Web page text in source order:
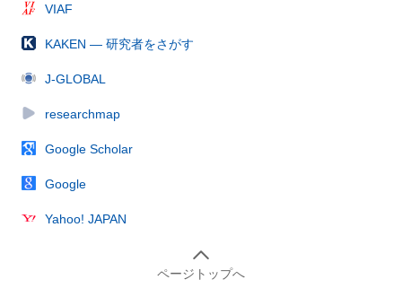
VIAF
KAKEN — 研究者をさがす
J-GLOBAL
researchmap
Google Scholar
Google
Yahoo! JAPAN
ページトップへ